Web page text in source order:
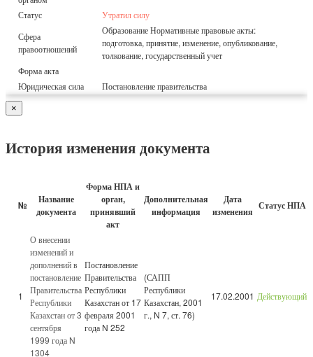
Статус
Утратил силу
Сфера
правоотношений
Обpазование Нормативные правовые акты:
подготовка, принятие, изменение, опубликование,
толкование, государственный учет
Форма акта
Юридическая сила
Постановление правительства
×
История изменения документа
№
Название
документа
Форма НПА и
орган,
принявший
акт
Дополнительная
информация
Дата
изменения Статус НПА
1
О внесении
изменений и
дополнений в
постановление
Правительства
Республики
Казахстан от 3
сентября
1999 года N
1304
Постановление
Правительства
Республики
Казахстан от 17
февраля 2001
года N 252
(САПП
Республики
Казахстан, 2001
г., N 7, ст. 76)
17.02.2001 Действующий